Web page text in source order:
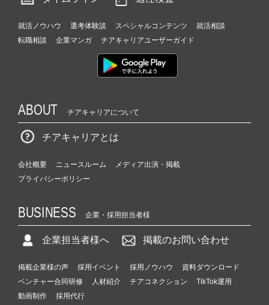
就活ノウハウ 選考体験談 スペシャルコンテンツ
就活相談
転職相談
企業マンガ チアキャリアユーザーガイド
ABOUT チアキャリアについて
チアキャリアとは
会社概要 ニュースルーム
メディア出演・掲載
プライバシーポリシー
BUSINESS 企業・採用担当者様
企業担当者様へ 掲載のお問い合わせ
掲載企業様の声 採用イベント 採用ノウハウ
資料ダウンロード
ベンチャー合同研修
人材紹介 チアコネクション
TikTok運用
動画制作
採用代行